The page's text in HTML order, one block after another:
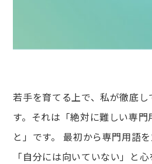
若手を育てる上で、私が徹底
す。それは「絶対に難しい専門
と」です。 最初から専門用語
「自分には向いていない」と